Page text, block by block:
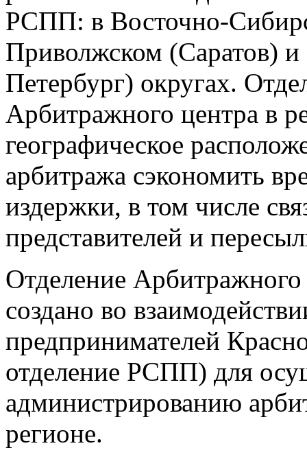
РСПП: в Восточно-
Приволжском (Саратов)
Петербург) округах.
Арбитражного центра в
географическое
арбитража сэкономить
издержки, в том числе
представителей и
Отделение
создано во
предпринимателей
отделение РСПП) для
администрированию
регионе.